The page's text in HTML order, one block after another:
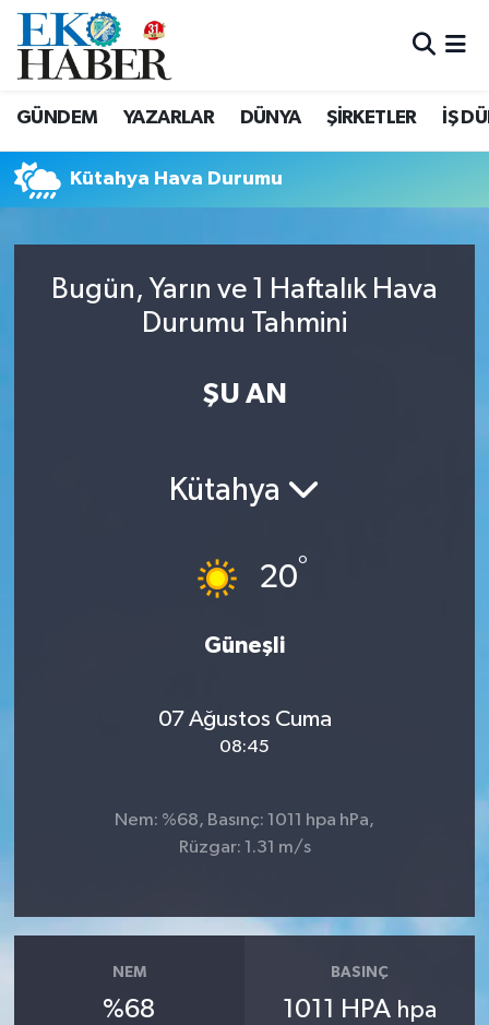
GÜNDEM YAZARLAR DÜNYA ŞİRKETLER İŞ
Kütahya Hava Durumu
Bugün, Yarın ve 1 Haftalık Hava
Durumu Tahmini
ŞU AN
Kütahya
20°
Güneşli
07 Ağustos Cuma
08:45
Nem: %68, Basınç: 1011 hpa hPa,
Rüzgar: 1.31 m/s
NEM
%68
BASINÇ
1011 HPA hpa
Hava Durumu
Süper Lig Puan Durumu ve Fikstür
Tüm Manşetler
Son Dakika Haberleri